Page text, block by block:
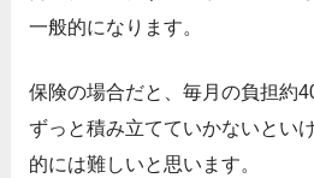
一般的になります。
保険の場合だと、毎月の負担約
ずっと積み立てていかないとい
的には難しいと思います。